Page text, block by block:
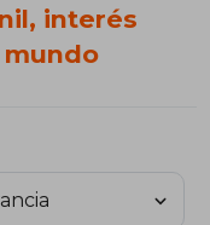
interés
mundo